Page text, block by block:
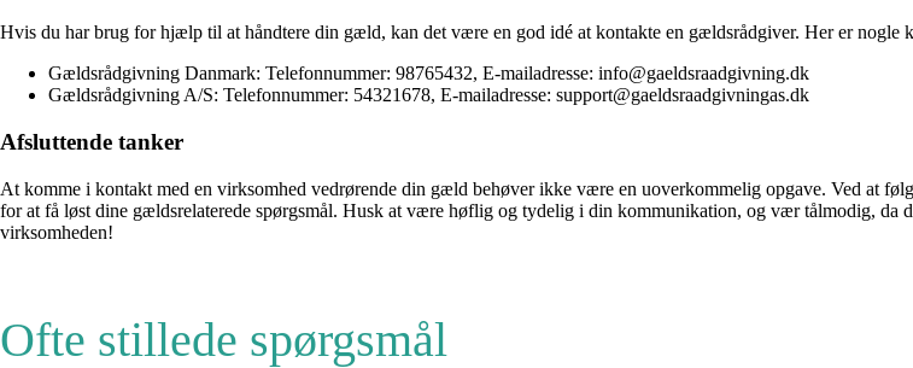
Hvis du har brug for hjælp til at håndtere din gæld, kan det være en god idé at kontakte en gældsrådgiver. Her er nogle
Gældsrådgivning Danmark: Telefonnummer: 98765432, E-mailadresse: info@gaeldsraadgivning.dk
Gældsrådgivning A/S: Telefonnummer: 54321678, E-mailadresse: support@gaeldsraadgivningas.dk
Afsluttende tanker
At komme i kontakt med en virksomhed vedrørende din gæld behøver ikke være en uoverkommelig opgave. Ved at
for at få løst dine gældsrelaterede spørgsmål. Husk at være høflig og tydelig i din kommunikation, og vær tålmodig, da
virksomheden!
Ofte stillede spørgsmål